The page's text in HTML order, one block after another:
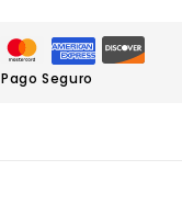
Pago Seguro